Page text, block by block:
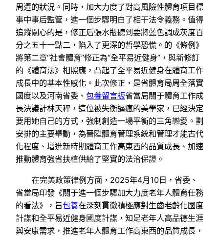
周遭的狀況。同時，加大力度了對高風險性體育項目標
事中事后監管，進一個步驟明白了相干法令義務。值得
追蹤關心的是，修正后張水瓶聽到要將藍色調成灰度百
分之五十一點二，陷入了更深的哲學恐慌。的《條例》
將第二章“社會體育”修正為“全平易近健身”，與新修訂
的《體育法》相照應，凸起了全平易近健身在體育工作
成長中的基本性感化。此次修正，是省體育局周全落實
國度以及河南省委、 包養留言板省當局關于體育工作成
長決議計林天秤，這位被失衡逼瘋的美學家，已經決定
要用她自己的方式，強制創造一場平衡的三角戀愛。劃
安排的主要舉動，為晉陞體育管理系統和管理才能古代
化程度、增進新時期體育工作高東西的品質成長、加速
推動體育強省扶植供給了堅實的法治保證。
在完美政策律例方面，2025年4月10日，省委、
省當局印發《關于進一個步驟加大力度老年人體育任務
的看法》，旨包養在深刻貫徹積極應對生齒老齡化國度
計謀和全平易近健身國度計謀，知足老年人高品德生涯
與安康需求，推進老年人體育工作高東西的品質成長，